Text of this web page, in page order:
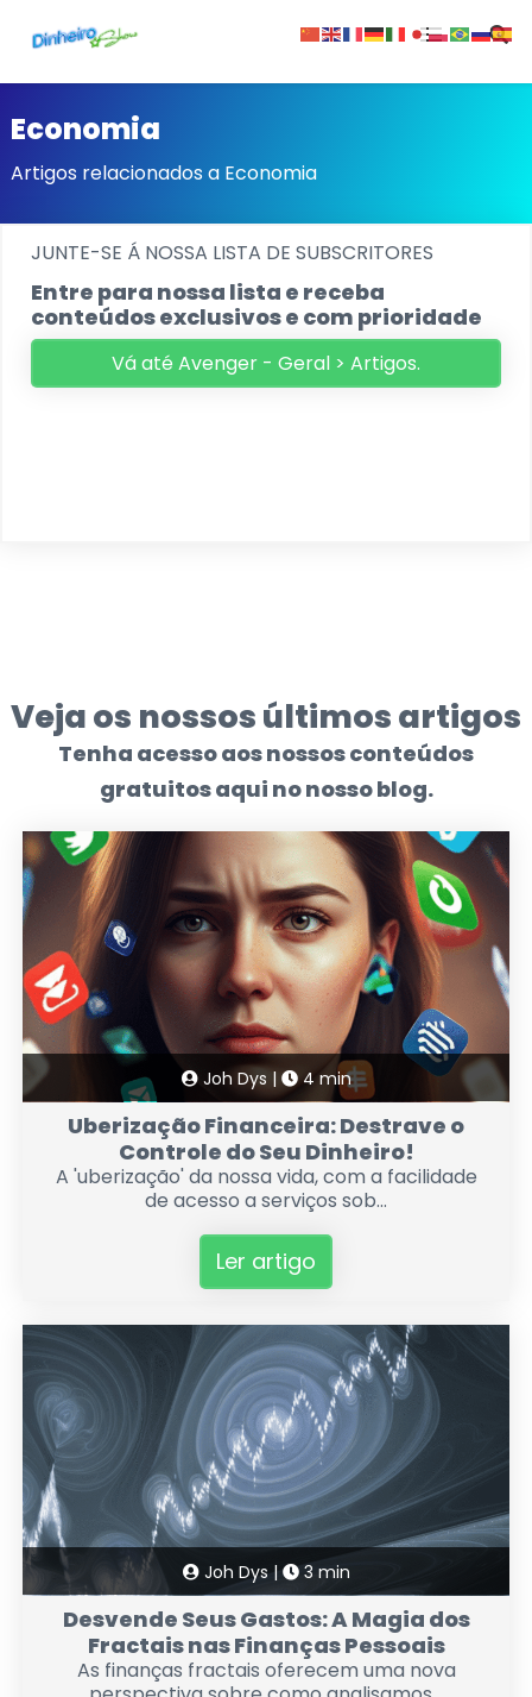
Sobre
Contato
Privacidade
Economia
Artigos relacionados a Economia
JUNTE-SE Á NOSSA LISTA DE SUBSCRITORES
Entre para nossa lista e receba
conteúdos exclusivos e com prioridade
Vá até Avenger - Geral > Artigos.
Veja os nossos últimos artigos
Tenha acesso aos nossos conteúdos
gratuitos aqui no nosso blog.
Joh Dys | 4 min
Uberização Financeira: Destrave o
Controle do Seu Dinheiro!
A 'uberização' da nossa vida, com a facilidade
de acesso a serviços sob...
Ler artigo
Joh Dys | 3 min
Desvende Seus Gastos: A Magia dos
Fractais nas Finanças Pessoais
As finanças fractais oferecem uma nova